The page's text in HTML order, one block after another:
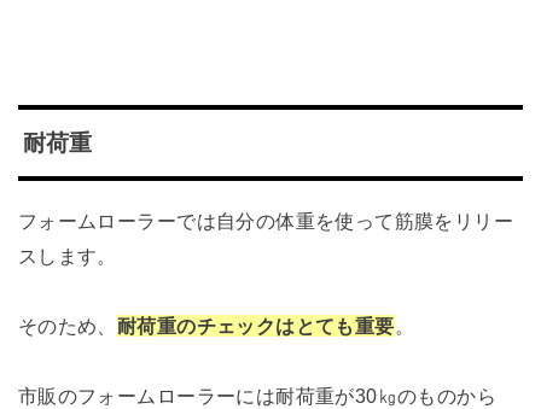
耐荷重
フォームローラーでは自分の体重を使って筋膜をリリー
スします。
そのため、 耐荷重のチェックはとても重要。
市販のフォームローラーには耐荷重が30㎏のものから